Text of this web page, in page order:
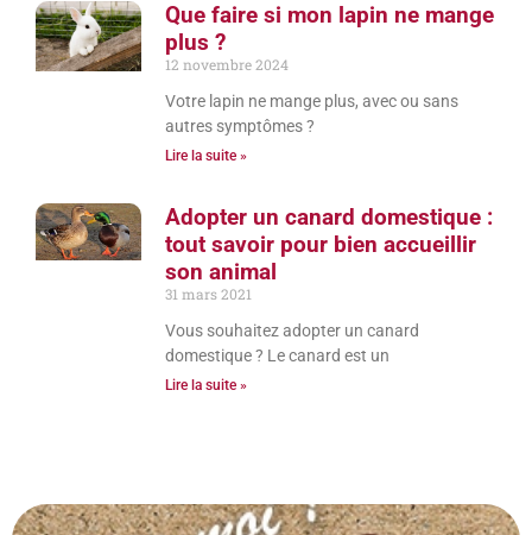
Que faire si mon lapin ne mange
plus ?
12 novembre 2024
Votre lapin ne mange plus, avec ou sans
autres symptômes ?
Lire la suite »
Adopter un canard domestique :
tout savoir pour bien accueillir
son animal
31 mars 2021
Vous souhaitez adopter un canard
domestique ? Le canard est un
Lire la suite »